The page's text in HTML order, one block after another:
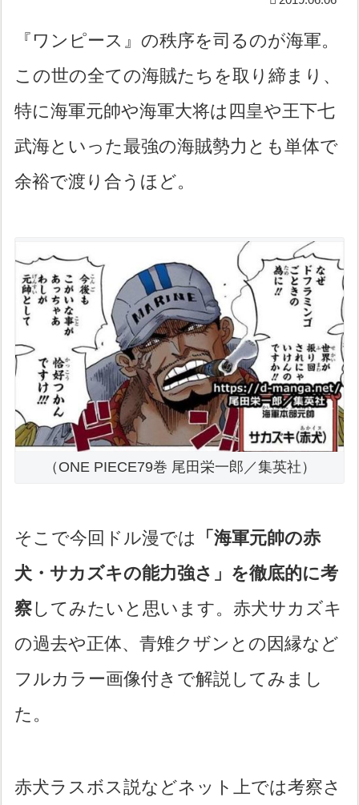
『ワンピース』の秩序を司るのが海軍。
この世の全ての海賊たちを取り締まり、
特に海軍元帥や海軍大将は四皇や王下七
武海といった最強の海賊勢力とも単体で
余裕で渡り合うほど。
（ONE PIECE79巻 尾田栄一郎／集英社）
そこで今回ドル漫では
「海軍元帥の赤
犬・サカズキの能力強さ」を徹底的に考
察してみたいと思います。赤犬サカズキ
の過去や正体、青雉クザンとの因縁など
フルカラー画像付きで解説してみまし
た。
赤犬ラスボス説などネット上では考察さ